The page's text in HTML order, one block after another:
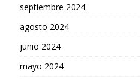
septiembre 2024
agosto 2024
junio 2024
mayo 2024